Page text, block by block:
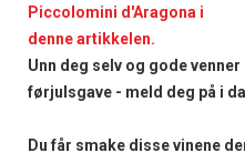
Piccolomini d'Aragona i
denne artikkelen.
Unn deg selv og gode
førjulsgave - meld deg på i
Du får smake disse vinene